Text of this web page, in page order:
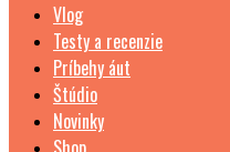
Vlog
Testy a recenzie
Príbehy áut
Štúdio
Novinky